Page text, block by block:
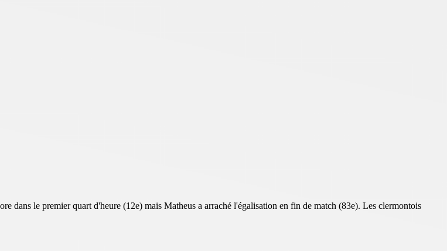
dans le premier quart d'heure (12e) mais Matheus a arraché l'égalisation en fin de match (83e). Les clermontois